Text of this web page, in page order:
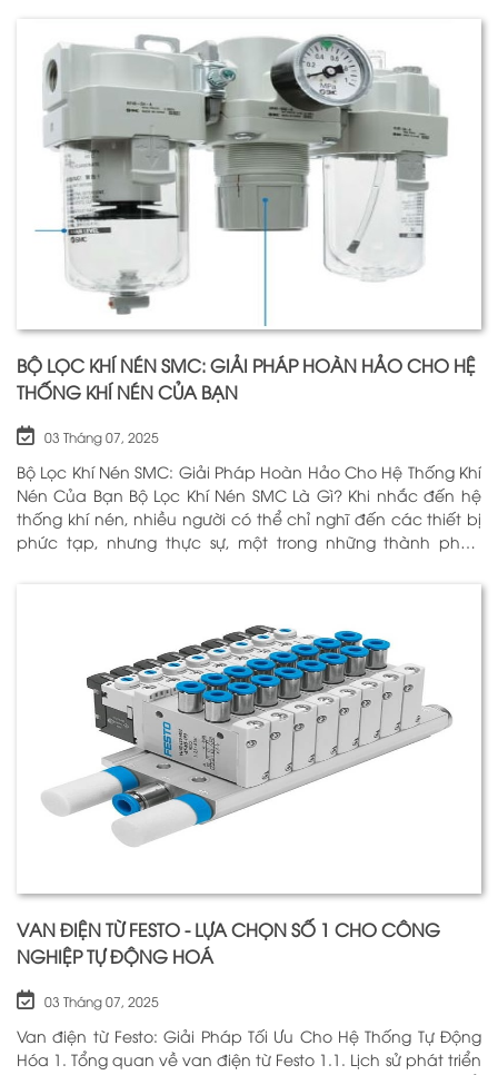
BỘ LỌC KHÍ NÉN SMC: GIẢI PHÁP HOÀN HẢO CHO HỆ
THỐNG KHÍ NÉN CỦA BẠN
03 Tháng 07, 2025
Bộ Lọc Khí Nén SMC: Giải Pháp Hoàn Hảo Cho Hệ Thống Khí
Nén Của Bạn Bộ Lọc Khí Nén SMC Là Gì? Khi nhắc đến hệ
thống khí nén, nhiều người có thể chỉ nghĩ đến các thiết bị
phức tạp, nhưng thực sự, một trong những thành phần
VAN ĐIỆN TỪ FESTO - LỰA CHỌN SỐ 1 CHO CÔNG
NGHIỆP TỰ ĐỘNG HOÁ
03 Tháng 07, 2025
Van điện từ Festo: Giải Pháp Tối Ưu Cho Hệ Thống Tự Động
Hóa 1. Tổng quan về van điện từ Festo 1.1. Lịch sử phát triển